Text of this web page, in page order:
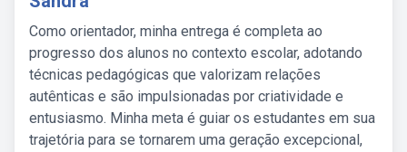
Como orientador, minha entrega é completa ao
progresso dos alunos no contexto escolar, adotando
técnicas pedagógicas que valorizam relações
autênticas e são impulsionadas por criatividade e
entusiasmo. Minha meta é guiar os estudantes em sua
trajetória para se tornarem uma geração excepcional,